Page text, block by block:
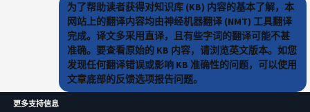
为了帮助读者获得对知识库 (KB) 内容的基本了解，本
网站上的翻译内容均由神经机器翻译 (NMT) 工具翻译
完成。译文多采用直译，且有些字词的翻译可能不甚
准确。要查看原始的 KB 内容，请浏览英文版本。如您
发现任何翻译错误或影响 KB 准确性的问题，可以使用
文章底部的反馈选项报告问题。
更多支持信息